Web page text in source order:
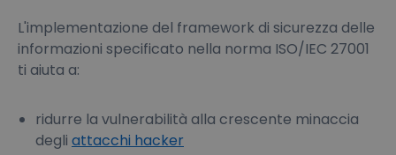
L'implementazione del framework di sicurezza delle
informazioni specificato nella norma ISO/IEC 27001
ti aiuta a:
ridurre la vulnerabilità alla crescente minaccia
degli attacchi hacker